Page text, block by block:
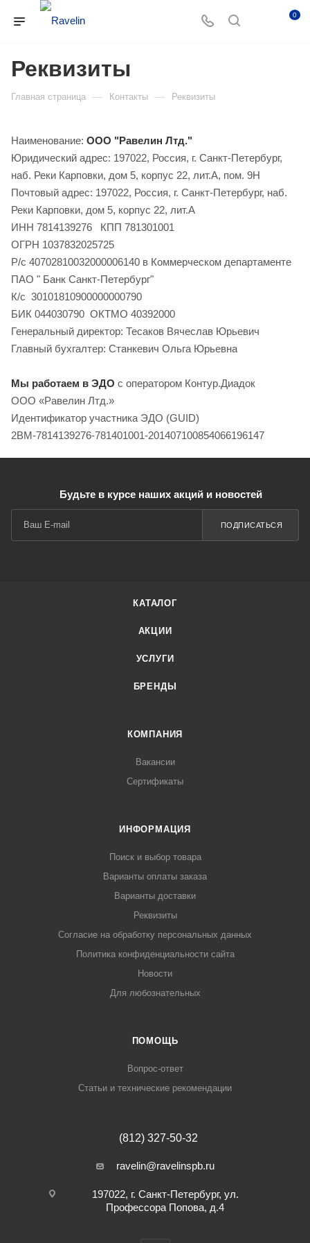
0
Реквизиты
Главная страница — Контакты — Реквизиты
Наименование: ООО "Равелин Лтд."
Юридический адрес: 197022, Россия, г. Санкт-Петербург,
наб. Реки Карповки, дом 5, корпус 22, лит.А, пом. 9Н
Почтовый адрес: 197022, Россия, г. Санкт-Петербург, наб.
Реки Карповки, дом 5, корпус 22, лит.А
ИНН 7814139276 КПП 781301001
ОГРН 1037832025725
Р/с 40702810032000006140 в Коммерческом департаменте
ПАО " Банк Санкт-Петербург"
К/с 30101810900000000790
БИК 044030790 ОКТМО 40392000
Генеральный директор: Тесаков Вячеслав Юрьевич
Главный бухгалтер: Станкевич Ольга Юрьевна
Мы работаем в ЭДО с оператором Контур.Диадок
ООО «Равелин Лтд.»
Идентификатор участника ЭДО (GUID)
2BM-7814139276-781401001-201407100854066196147
Будьте в курсе наших акций и новостей
ПОДПИСАТЬСЯ
КАТАЛОГ
АКЦИИ
УСЛУГИ
БРЕНДЫ
КОМПАНИЯ
Вакансии
Сертификаты
ИНФОРМАЦИЯ
Поиск и выбор товара
Варианты оплаты заказа
Варианты доставки
Реквизиты
Согласие на обработку персональных данных
Политика конфиденциальности сайта
Новости
Для любознательных
ПОМОЩЬ
Вопрос-ответ
Статьи и технические рекомендации
(812) 327-50-32
ravelin@ravelinspb.ru
197022, г. Санкт-Петербург, ул.
Профессора Попова, д.4